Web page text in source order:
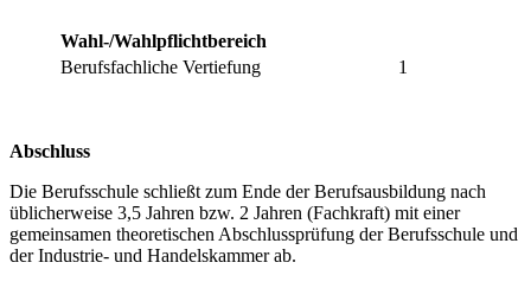
Wahl-/Wahlpflichtbereich
Berufsfachliche Vertiefung
1
Abschluss
Die Berufsschule schließt zum Ende der Berufsausbildung nach
üblicherweise 3,5 Jahren bzw. 2 Jahren (Fachkraft) mit einer
gemeinsamen theoretischen Abschlussprüfung der Berufsschule und
der Industrie- und Handelskammer ab.